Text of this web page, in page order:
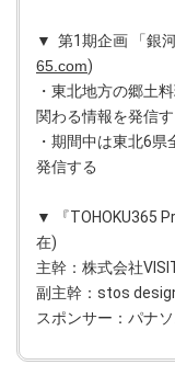
▼ 第1期企画 「銀
65.com)
・東北地方の郷土
関わる情
・期間中は東北6
発信する
▼ 『TOHOKU365
在)
主幹：株式会社
副主幹：stos
スポンサー：パナ